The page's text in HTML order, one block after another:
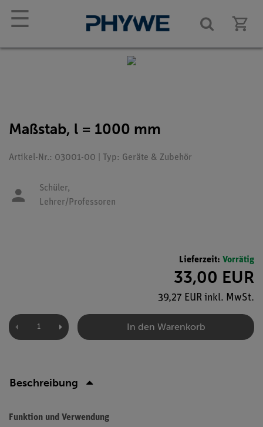
☰
Maßstab, l = 1000 mm
Artikel-Nr.: 03001-00 | Typ: Geräte & Zubehör
Schüler,
Lehrer/Professoren
Lieferzeit: Vorrätig
33,00 EUR
39,27 EUR inkl. MwSt.
In den Warenkorb
Beschreibung
Funktion und Verwendung